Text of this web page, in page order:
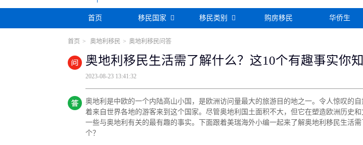
首页 移民国家
美洲
安提瓜
格林纳达 圣卢西亚 多米尼克
欧洲
瑞典 芬兰 希腊 土耳其 西班牙
葡萄牙
格鲁吉亚
爱尔兰 马耳他 黑山
塞浦路斯
奥地利
拉脱维亚 英国 斯洛伐克 德国
移民类别
购房移民
迪拜黄金签证
格林纳达投资购房护照
土耳其购房入籍/护照
塞浦路斯购房移民
投资移民
香港投资移民
塞浦路斯购房移民
葡萄牙50万欧基金投资永居
圣多美投资入籍计划
格鲁吉亚护照
圣基茨投资购房护照
圣基茨捐款护照
迪拜
芬兰
德国
购房移民 华侨生
首页 > 奥地利移民 > 奥地利移民问答
奥地利移民生活需了解什么？这10个有趣事实你知
2023-08-23 13:41:32
奥地利是中欧的一个内陆高山小国，是欧洲访问量最大的旅游目的地之一。令人惊叹的
着来自世界各地的游客来到这个国家。尽管奥地利国土面积不大，但它在塑造欧洲历史
一些与奥地利有关的最有趣的事实。下面跟着美瑞海外小编一起来了解奥地利移民生活
个？